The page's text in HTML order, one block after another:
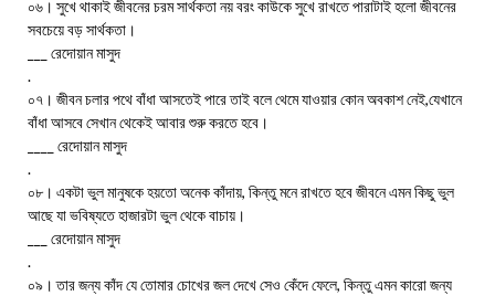
০৬। সুখে থাকাই জীবনের চরম সার্থকতা নয় বরং কাউকে সুখে রাখতে পারাটাই হলো জীবনের
সবচেয়ে বড় সার্থকতা।
___ রেদোয়ান মাসুদ
.
০৭। জীবন চলার পথে বাঁধা আসতেই পারে তাই বলে থেমে যাওয়ার কোন অবকাশ নেই,যেখানে
বাঁধা আসবে সেখান থেকেই আবার শুরু করতে হবে।
____ রেদোয়ান মাসুদ
.
০৮। একটা ভুল মানুষকে হয়তো অনেক কাঁদায়, কিন্তু মনে রাখতে হবে জীবনে এমন কিছু ভুল
আছে যা ভবিষ্যতে হাজারটা ভুল থেকে বাচায়।
___ রেদোয়ান মাসুদ
.
০৯। তার জন্য কাঁদ যে তোমার চোখের জল দেখে সেও কেঁদে ফেলে, কিন্তু এমন কারো জন্য